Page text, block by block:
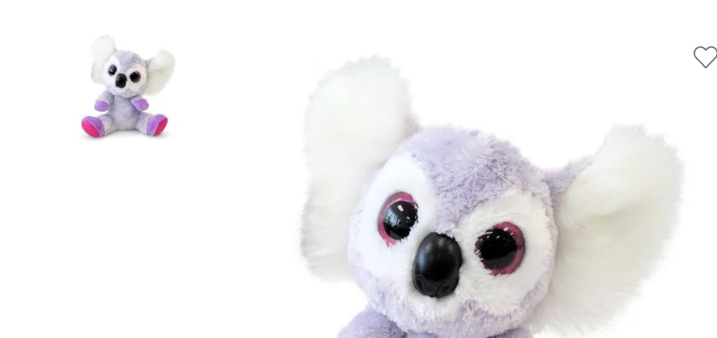
Creatividad y Arte
Figuras de Acción
Gadgets y Electrónicos